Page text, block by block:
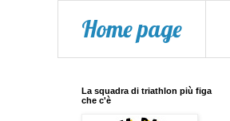
Home page
La squadra di triathlon più figa
che c'è